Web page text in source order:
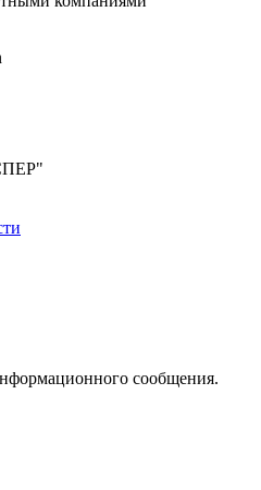
сообщения.